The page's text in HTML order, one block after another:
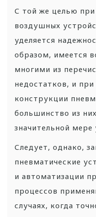
С той же целью
воздушных
уделяется
образом, имеется
многими из
недостатков, и
конструкции
большинство из
значительной мере
Следует, однако,
пневматические
и автоматизации
процессов
случаях, когда